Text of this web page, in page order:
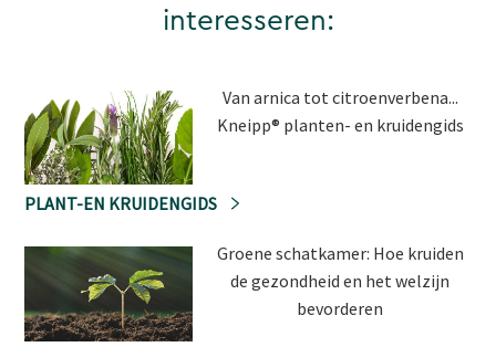
interesseren:
Van arnica tot citroenverbena...
Kneipp® planten- en kruidengids
PLANT-EN KRUIDENGIDS
Groene schatkamer: Hoe kruiden
de gezondheid en het welzijn
bevorderen